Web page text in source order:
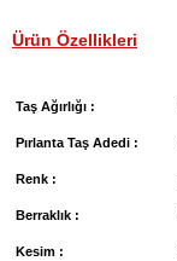
Ürün Özellikleri
Taş Ağırlığı :
Pırlanta Taş Adedi :
Renk :
Berraklık :
Kesim :